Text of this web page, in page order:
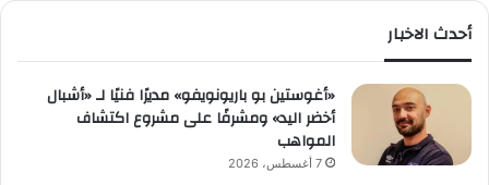
أحدث الاخبار
«أغوستين بو باريونويفو» مديرًا فنيًا لـ «أشبال
أخضر اليد» ومشرفًا على مشروع اكتشاف
المواهب
7 أغسطس، 2026